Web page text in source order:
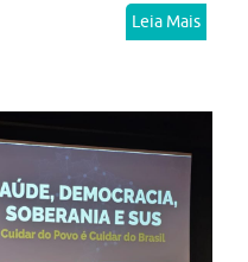
Leia Mais